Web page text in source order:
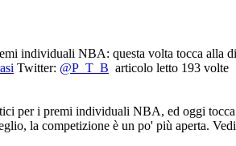
individuali NBA: questa volta tocca alla
Twitter: @P_T_B articolo letto 193 volte
per i premi individuali NBA, ed oggi
la competizione è un po' più aperta.